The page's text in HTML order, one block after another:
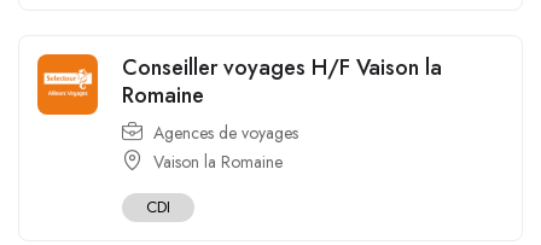
Conseiller voyages H/F Vaison la
Romaine
Agences de voyages
Vaison la Romaine
CDI